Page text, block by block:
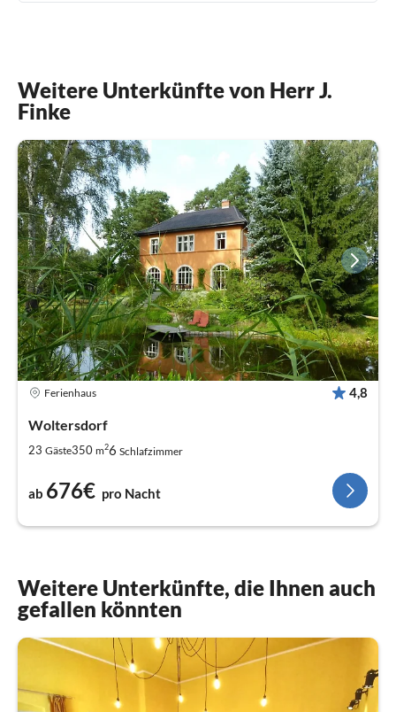
Weitere Unterkünfte von Herr J.
Finke
Ferienhaus 4,8
Woltersdorf
23 Gäste350 m26 Schlafzimmer
ab 676€ pro Nacht
Weitere Unterkünfte, die Ihnen auch
gefallen könnten